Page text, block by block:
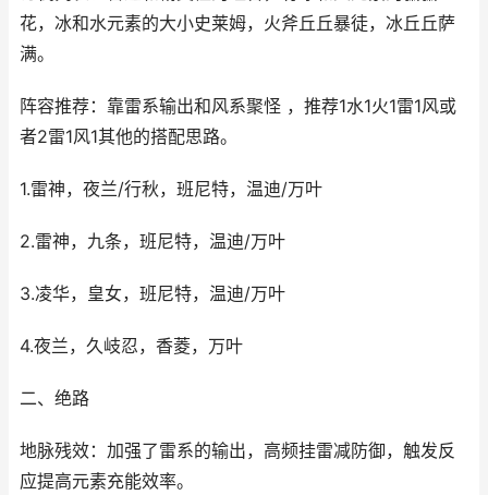
花，冰和水元素的大小史莱姆，火斧丘丘暴徒，冰丘丘萨
满。
阵容推荐：靠雷系输出和风系聚怪 ，推荐1水1火1雷1风或
者2雷1风1其他的搭配思路。
1.雷神，夜兰/行秋，班尼特，温迪/万叶
2.雷神，九条，班尼特，温迪/万叶
3.凌华，皇女，班尼特，温迪/万叶
4.夜兰，久岐忍，香菱，万叶
二、绝路
地脉残效：加强了雷系的输出，高频挂雷减防御，触发反
应提高元素充能效率。